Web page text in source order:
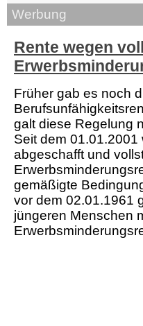
Werbung
Rente wegen
Früher gab es noch
galt diese Regelung
Seit dem
abgeschafft und
gemäßigte
vor dem 02.01.1961
jüngeren Menschen